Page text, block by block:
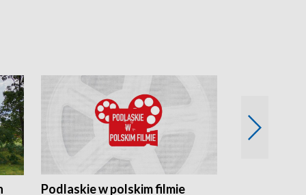
Podlaskie w polskim filmie